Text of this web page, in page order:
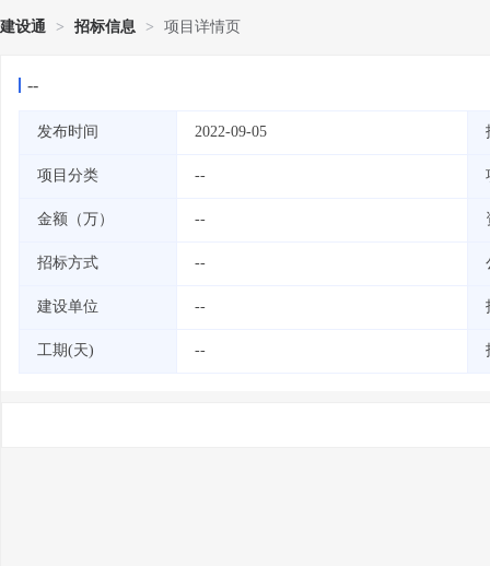
建设通 > 招标信息 > 项目详情页
--
发布时间 2022-09-05
项目分类 --
金额（万） --
招标方式 --
建设单位 --
工期(天) --